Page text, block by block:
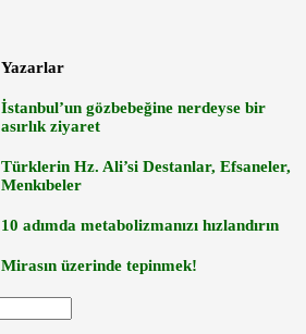
Yazarlar
İstanbul’un gözbebeğine nerdeyse bir
asırlık ziyaret
Türklerin Hz. Ali’si Destanlar, Efsaneler,
Menkıbeler
10 adımda metabolizmanızı hızlandırın
Mirasın üzerinde tepinmek!